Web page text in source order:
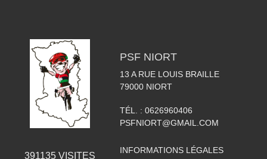
391135VISITES
PSF NIORT
13 A RUE LOUIS BRAILLE
79000 NIORT
TÉL. : 0626960406
PSFNIORT@GMAIL.COM
INFORMATIONS LÉGALES